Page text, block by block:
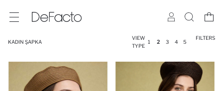
KADIN ŞAPKA
VIEW
TYPE
1 2 3 4 5
FILTERS